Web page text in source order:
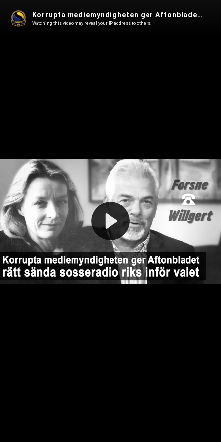
Play
Video
Korrupta mediemyndigheten ger Aftonbladet rätt sända sosseradio riks inför valet - Chris Forsne i Omvärldsanalys 271
Watching this video may reveal your IP address to others.